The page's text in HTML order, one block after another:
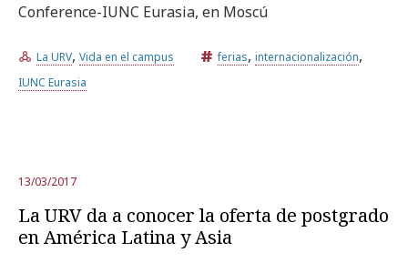
Conference-IUNC Eurasia, en Moscú
La URV, Vida en el campus ferias, internacionalización,
IUNC Eurasia
13/03/2017
La URV da a conocer la oferta de postgrado
en América Latina y Asia